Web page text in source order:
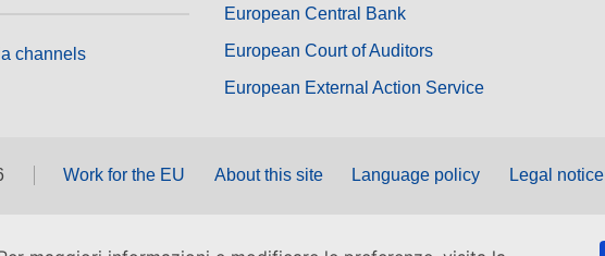
channels
European Central Bank
European Court of Auditors
European External Action Service
Work for the EU About this site Language policy Legal notice